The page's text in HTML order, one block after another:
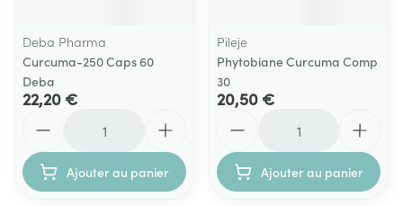
Deba Pharma
Curcuma-250 Caps 60
Deba
22,20 €
Ajouter au panier
Pileje
Phytobiane Curcuma Comp
30
20,50 €
Ajouter au panier